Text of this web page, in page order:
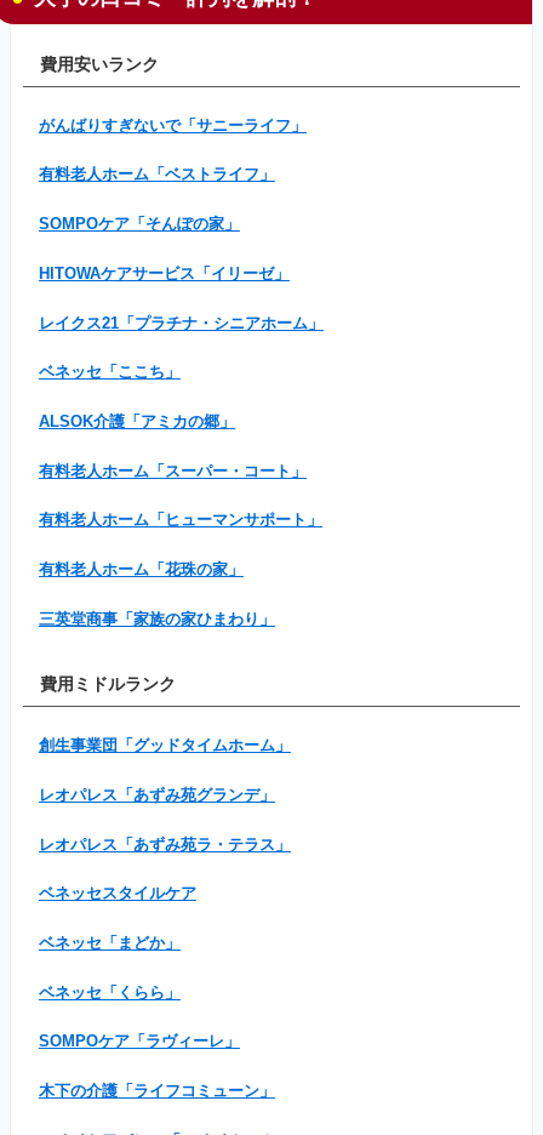
費用安いランク
がんばりすぎないで「サニーライフ」
有料老人ホーム「ベストライフ」
SOMPOケア「そんぽの家」
HITOWAケアサービス「イリーゼ」
レイクス21「プラチナ・シニアホーム」
ベネッセ「ここち」
ALSOK介護「アミカの郷」
有料老人ホーム「スーパー・コート」
有料老人ホーム「ヒューマンサポート」
有料老人ホーム「花珠の家」
三英堂商事「家族の家ひまわり」
費用ミドルランク
創生事業団「グッドタイムホーム」
レオパレス「あずみ苑グランデ」
レオパレス「あずみ苑ラ・テラス」
ベネッセスタイルケア
ベネッセ「まどか」
ベネッセ「くらら」
SOMPOケア「ラヴィーレ」
木下の介護「ライフコミューン」